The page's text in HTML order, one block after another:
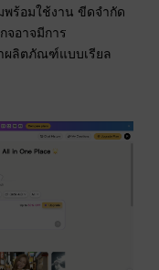
ร้อมใช้งาน ขีดจำกัด
จอาจมีการ
ผลิตภัณฑ์แบบเรียล